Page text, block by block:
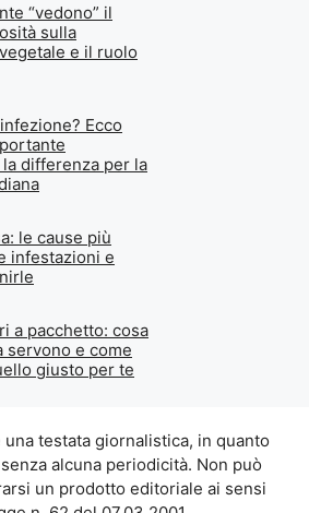
“vedono” il
sulla
e il ruolo
Ecco
differenza per la
le cause più
infestazioni e
a pacchetto: cosa
servono e come
giusto per te
testata giornalistica, in quanto
alcuna periodicità. Non può
un prodotto editoriale ai sensi